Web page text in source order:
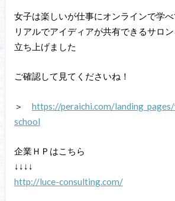
女子は楽しいが仕事にオンラインで学べ
リアルでアイディアが共有できるサロ
立ち上げました
ご確認して見てくださいね！
＞ https://peraichi.com/
school
企業ＨＰはこちら
↓↓↓↓
http://luce-consulting.com/